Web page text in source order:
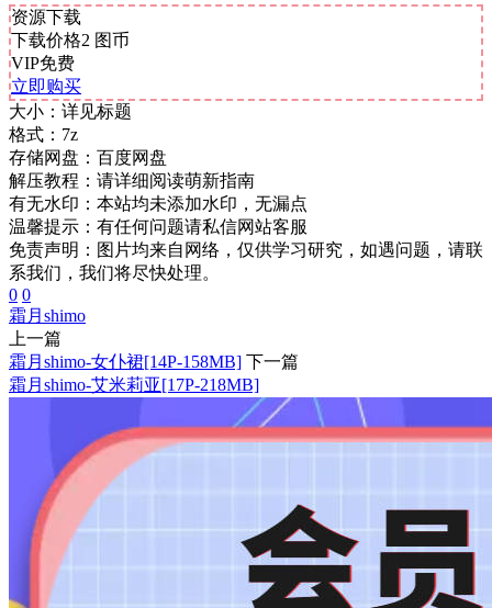
资源下载
下载价格2 图币
VIP免费
立即购买
大小： 详见标题
格式： 7z
存储网盘： 百度网盘
解压教程： 请详细阅读萌新指南
有无水印： 本站均未添加水印，无漏点
温馨提示： 有任何问题请私信网站客服
免责声明：图片均来自网络，仅供学习研究，如遇问题，请联
系我们，我们将尽快处理。
0 0
霜月shimo
上一篇
霜月shimo-女仆裙[14P-158MB] 下一篇
霜月shimo-艾米莉亚[17P-218MB]